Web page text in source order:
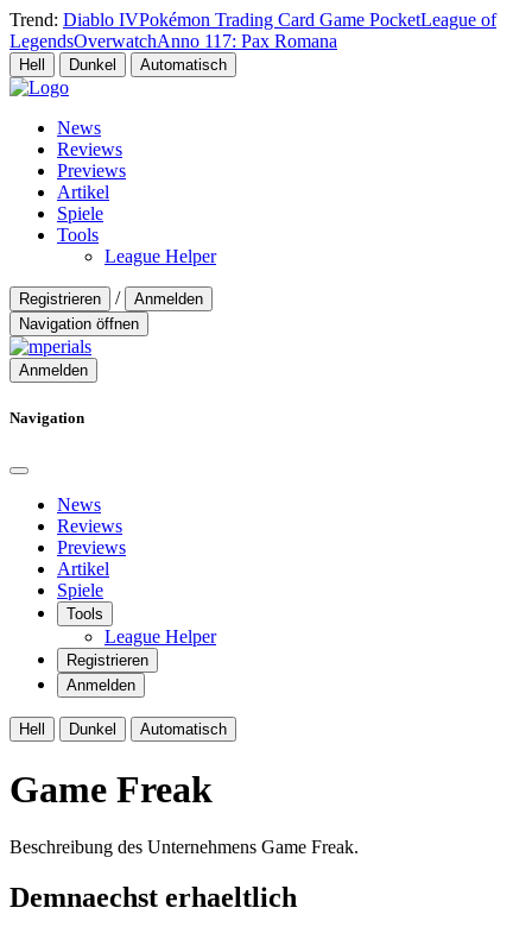
Trend: Diablo IVPokémon Trading Card Game PocketLeague of
LegendsOverwatchAnno 117: Pax Romana
Hell Dunkel Automatisch
News
Reviews
Previews
Artikel
Spiele
Tools
League Helper
Registrieren /
Anmelden
Navigation öffnen
Anmelden
Navigation
News
Reviews
Previews
Artikel
Spiele
Tools
League Helper
Registrieren
Anmelden
Hell Dunkel Automatisch
Game Freak
Beschreibung des Unternehmens Game Freak.
Demnaechst erhaeltlich